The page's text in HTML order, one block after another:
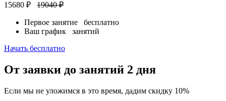
15680 ₽
19040 ₽
Первое занятие бесплатно
Ваш график занятий
Начать бесплатно
От заявки до занятий 2 дня
Если мы не уложимся в это время, дадим скидку 10%